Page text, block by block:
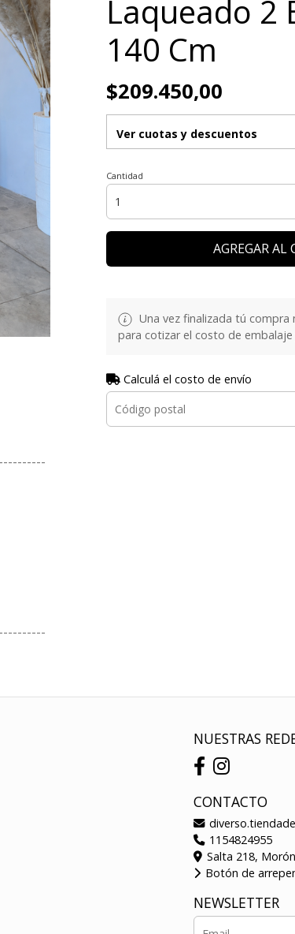
Laqueado 2
140 Cm
$209.450,00
Ver cuotas y descuentos
Cantidad
AGREGAR AL
Una vez finalizada tú
para cotizar el costo de embalaje
Calculá el costo de envío
NUESTRAS
CONTACTO
1154824955
Salta 218,
Botón de
NEWSLETTER